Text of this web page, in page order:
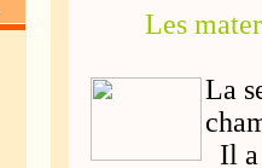
Les
La
Il